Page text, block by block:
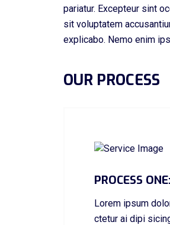
pariatur. Excepteur sint
sit voluptatem
explicabo. Nemo enim
OUR PROCESS
PROCESS
Lorem ipsum
ctetur ai dipi